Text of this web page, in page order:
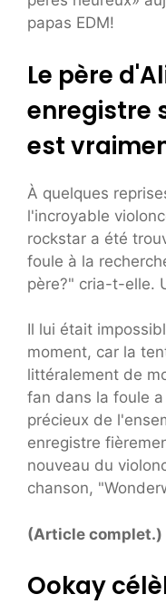
papas EDM!
Le père
enregistre
est
À quelques
l'incroyable
rockstar a été
foule à la
père?" cria-t-elle.
Il lui était
moment, car la
littéralement de
fan dans la foule
précieux de
enregistre
nouveau du
chanson,
(Article complet.)
Ookay